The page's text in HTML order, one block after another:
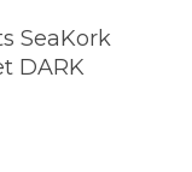
SeaKork
DARK